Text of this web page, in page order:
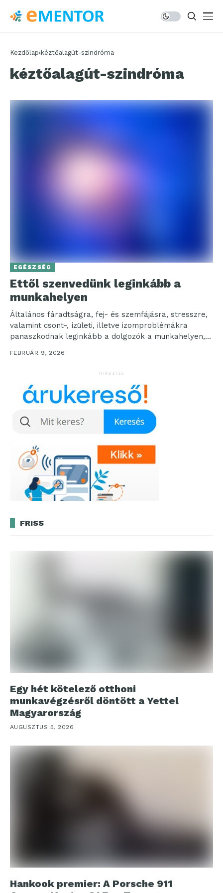
Kezdőlap kéztőalagút-szindróma
kéztőalagút-szindróma
EGÉSZSÉG
Ettől szenvedünk leginkább a
munkahelyen
Általános fáradtságra, fej- és szemfájásra, stresszre,
valamint csont-, ízületi, illetve izomproblémákra
panaszkodnak leginkább a dolgozók a munkahelyen,
ahogy egyre több digitális eszközt használnak...
FEBRUÁR 9, 2026
HIRDETÉS
FRISS
Egy hét kötelező otthoni
munkavégzésről döntött a Yettel
Magyarország
AUGUSZTUS 5, 2026
Hankook premier: A Porsche 911